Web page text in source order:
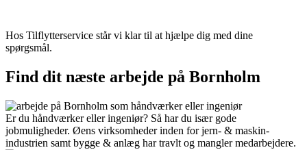
Hos Tilflytterservice står vi klar til at hjælpe dig med dine
spørgsmål.
Find dit næste arbejde på Bornholm
Er du håndværker eller ingeniør? Så har du især gode
jobmuligheder. Øens virksomheder inden for jern- & maskin-
industrien samt bygge & anlæg har travlt og mangler medarbejdere.